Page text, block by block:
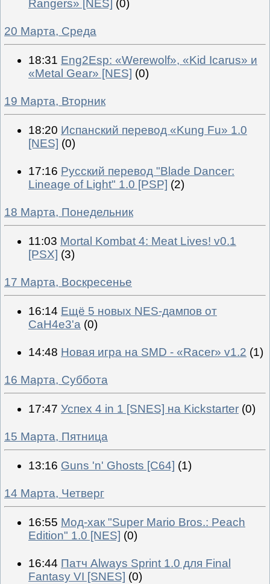
Rangers» [NES] (0)
20 Марта, Среда
18:31 Eng2Esp: «Werewolf», «Kid Icarus» и
«Metal Gear» [NES] (0)
19 Марта, Вторник
18:20 Испанский перевод «Kung Fu» 1.0
[NES] (0)
17:16 Русский перевод "Blade Dancer:
Lineage of Light" 1.0 [PSP] (2)
18 Марта, Понедельник
11:03 Mortal Kombat 4: Meat Lives! v0.1
[PSX] (3)
17 Марта, Воскресенье
16:14 Ещё 5 новых NES-дампов от
CaH4e3'а (0)
14:48 Новая игра на SMD - «Racer» v1.2 (1)
16 Марта, Суббота
17:47 Успех 4 in 1 [SNES] на Kickstarter (0)
15 Марта, Пятница
13:16 Guns 'n' Ghosts [C64] (1)
14 Марта, Четверг
16:55 Мод-хак "Super Mario Bros.: Peach
Edition" 1.0 [NES] (0)
16:44 Патч Always Sprint 1.0 для Final
Fantasy VI [SNES] (0)